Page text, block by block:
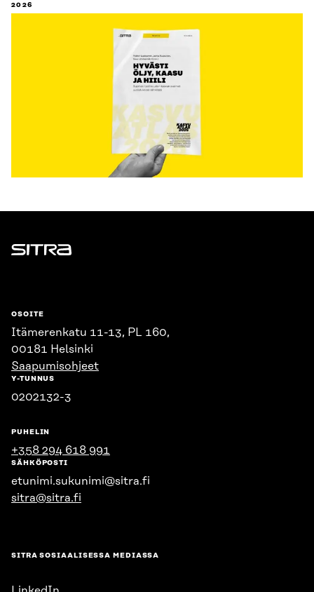
2026
Sitra
OSOITE
Itämerenkatu 11-13, PL 160,
00181 Helsinki
Saapumisohjeet
Y-TUNNUS
0202132-3
PUHELIN
+358 294 618 991
SÄHKÖPOSTI
etunimi.sukunimi@sitra.fi
sitra@sitra.fi
SITRA SOSIAALISESSA MEDIASSA